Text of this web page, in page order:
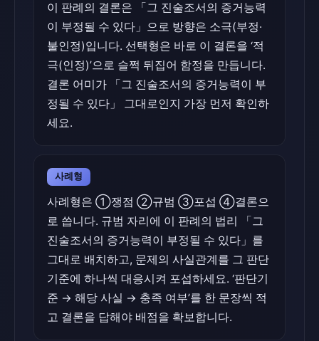
이 판례의 결론은 「그 진술조서의 증거능력
이 부정될 수 있다」으로 방향은 소극(부정·
불인정)입니다. 선택형은 바로 이 결론을 ‘적
극(인정)’으로 슬쩍 뒤집어 함정을 만듭니다.
결론 어미가 「그 진술조서의 증거능력이 부
정될 수 있다」 그대로인지 가장 먼저 확인하
세요.
사례형
사례형은 ①쟁점 ②규범 ③포섭 ④결론으
로 씁니다. 규범 자리에 이 판례의 법리 「그
진술조서의 증거능력이 부정될 수 있다」를
그대로 배치하고, 문제의 사실관계를 그 판단
기준에 하나씩 대응시켜 포섭하세요. ‘판단기
준 → 해당 사실 → 충족 여부’를 한 문장씩 적
고 결론을 답해야 배점을 확보합니다.